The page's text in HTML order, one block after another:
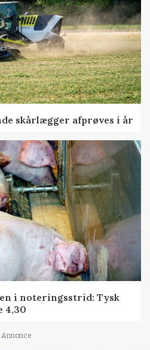
skårlægger afprøves i år
i noteringsstrid: Tysk
4,30
Annonce